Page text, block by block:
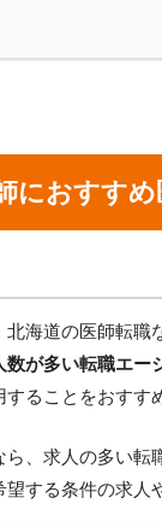
におすす
北海道の医師転職
数が多い転職エー
することをおすす
ら、求人の多い転
望する条件の求人